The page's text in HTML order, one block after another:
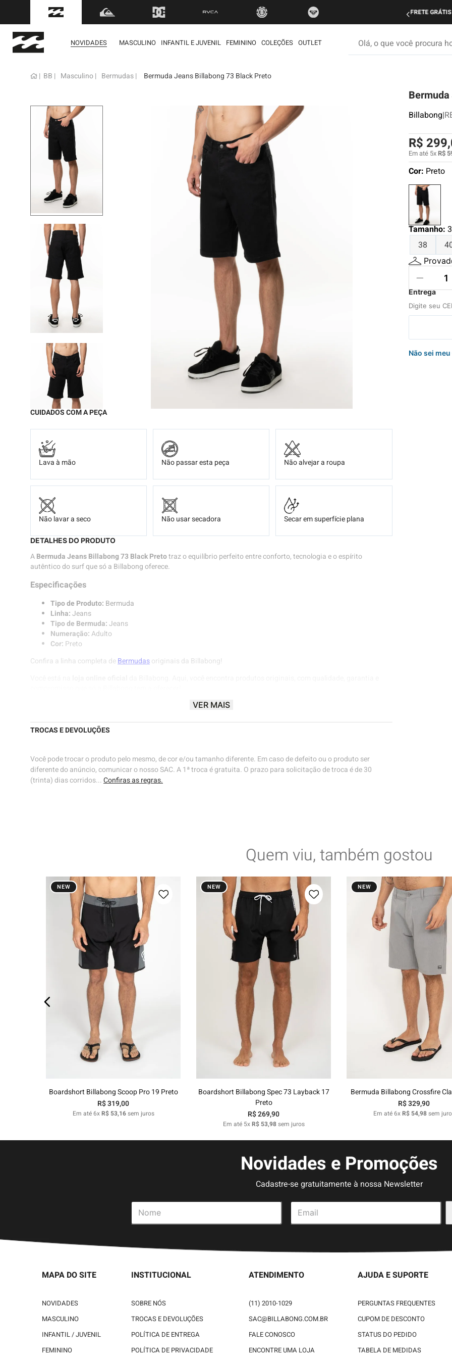
FRETE GRÁTISpara todo Brasil nas compras acima de R$ 499 | Consulte as Regras
NOVIDADES MASCULINO INFANTIL E JUVENIL FEMININO COLEÇÕES OUTLET
BB Masculino Bermudas Bermuda Jeans Billabong 73 Black Preto
CUIDADOS COM A PEÇA
Lava à mão Não passar esta peça Não alvejar a roupa
Não lavar a seco Não usar secadora Secar em superfície plana
DETALHES DO PRODUTO
ABermuda Jeans Billabong 73 Black Pretotraz o equilíbrio perfeito entre conforto, tecnologia e o espírito
autêntico do surf que só a Billabong oferece.
Especificações
Tipo de Produto: Bermuda
Linha:Jeans
Tipo de Bermuda:Jeans
Numeração:Adulto
Cor: Preto
Confira a linha completa deBermudasoriginais da Billabong!
VER MAIS
TROCAS E DEVOLUÇÕES
Você pode trocar o produto pelo mesmo, de cor e/ou tamanho diferente. Em caso de defeito ou o produto ser
diferente do anúncio, comunicar o nosso SAC. A 1ª troca é gratuita. O prazo para solicitação de troca é de 30
(trinta) dias corridos...Confiras as regras.
Billabong|
R$ 299,
Em até 5xR$
Cor: Preto
Tamanho:
38
Não sei meu
Quem viu, também gostou
NEW
42 44
Boardshort Billabong Scoop Pro 19 Preto
R$319,00
Em até6xR$ 53,16sem juros
NEW
G
Adicionar ao carrinho
Boardshort Billabong Spec 73 Layback 17
Preto
R$269,90
Em até 5xR$ 53,98sem juros
NEW
42
Bermuda Billabong Crossfire
R$329,90
Em até6xR$ 54,98sem
Novidades e Promoções
Cadastre-se gratuitamente à nossa Newsletter
MAPA DO SITE
NOVIDADES
MASCULINO
INFANTIL / JUVENIL
FEMININO
INSTITUCIONAL
SOBRE NÓS
TROCAS E DEVOLUÇÕES
POLÍTICA DE ENTREGA
POLÍTICA DE PRIVACIDADE
ATENDIMENTO
(11) 2010-1029
SAC@BILLABONG.COM.BR
FALE CONOSCO
ENCONTRE UMA LOJA
AJUDA E SUPORTE
PERGUNTAS FREQUENTES
CUPOM DE DESCONTO
STATUS DO PEDIDO
TABELA DE MEDIDAS
termos mais buscados
2º
regata
boardshort
4º
boné
5º
bermuda
6º
7
mochila
10